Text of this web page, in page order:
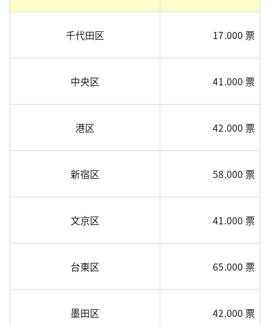
千代田区 17.000 票
中央区 41.000 票
港区 42.000 票
新宿区 58.000 票
文京区 41.000 票
台東区 65.000 票
墨田区 42.000 票